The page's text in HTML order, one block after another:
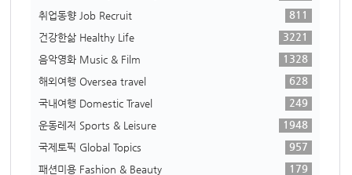
취업동향 Job Recruit
811
건강한삶 Healthy Life
3221
음악영화 Music & Film
1328
해외여행 Oversea travel
628
국내여행 Domestic Travel
249
운동레저 Sports & Leisure
1948
국제토픽 Global Topics
957
패션미용 Fashion & Beauty
179